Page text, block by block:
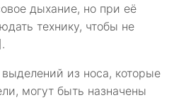
дыхание, но при её
технику, чтобы не
из носа, которые
могут быть назначены